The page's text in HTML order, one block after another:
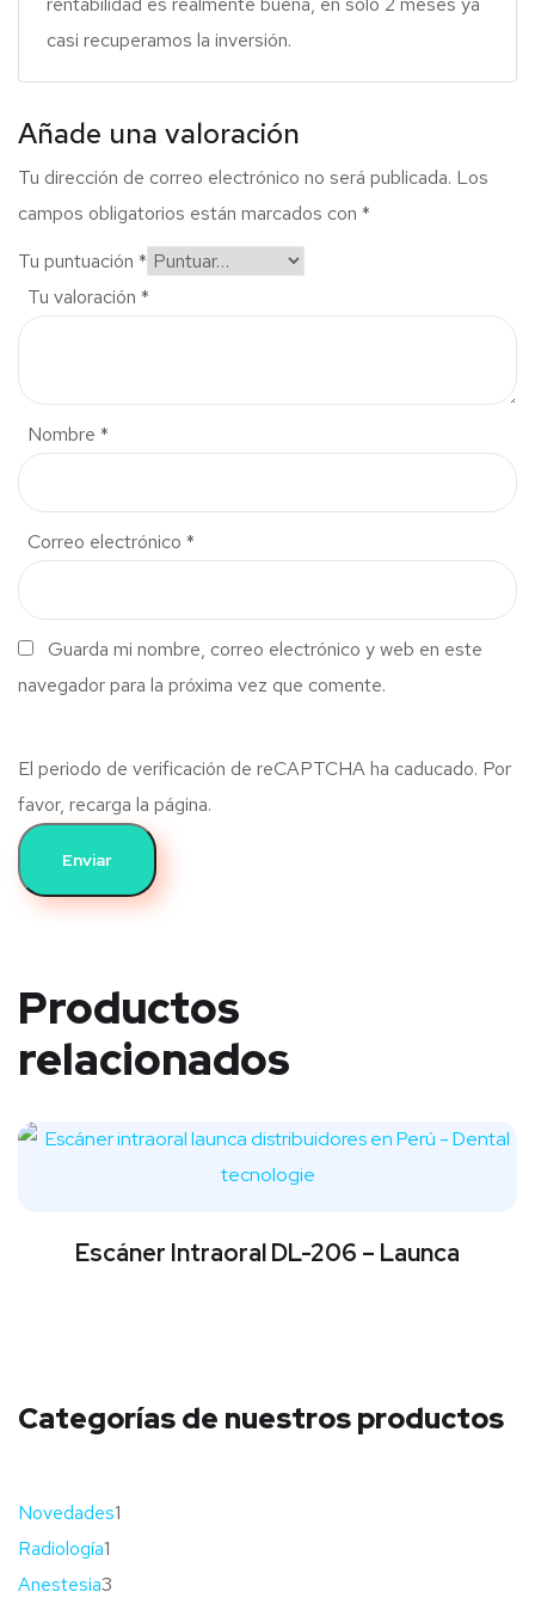
casi recuperamos la inversión.
Añade una valoración
Tu dirección de correo electrónico no será publicada. Los
campos obligatorios están marcados con *
Tu puntuación *
Tu valoración *
Nombre *
Correo electrónico *
Guarda mi nombre, correo electrónico y web en este
navegador para la próxima vez que comente.
El periodo de verificación de reCAPTCHA ha caducado. Por
favor, recarga la página.
Productos
relacionados
Escáner Intraoral DL-206 – Launca
Categorías de nuestros productos
Novedades1
Radiología1
Anestesia3